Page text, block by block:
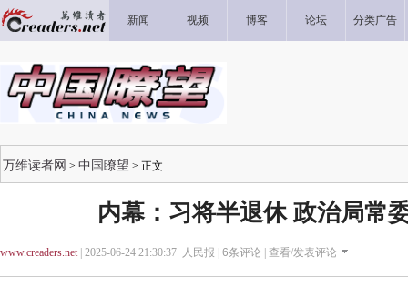
新闻 视频 博客 论坛 分类广告
万维读者网 > 中国瞭望 > 正文
内幕：习将半退休 政治局常
www.creaders.net| 2025-06-24 21:30:37 人民报 | 6条评论 | 查看/发表评论